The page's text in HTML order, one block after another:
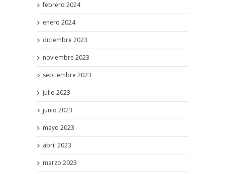
febrero 2024
enero 2024
diciembre 2023
noviembre 2023
septiembre 2023
julio 2023
junio 2023
mayo 2023
abril 2023
marzo 2023